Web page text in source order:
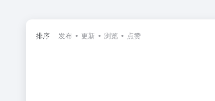
排序 发布 更新 浏览 点赞